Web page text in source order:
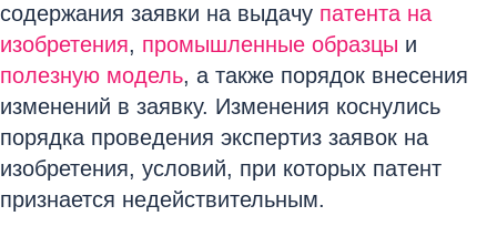
содержания заявки на выдачу патента на
изобретения, промышленные образцы и
полезную модель, а также порядок внесения
изменений в заявку. Изменения коснулись
порядка проведения экспертиз заявок на
изобретения, условий, при которых патент
признается недействительным.